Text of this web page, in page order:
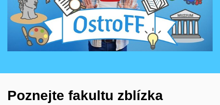
Otevřít na youtube.com
Poznejte fakultu zblízka